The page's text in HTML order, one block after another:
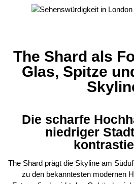
The Shard als
Glas, Spitze
Die scharfe
niedriger
The Shard prägt die Skyline am
zu den bekanntesten modernen